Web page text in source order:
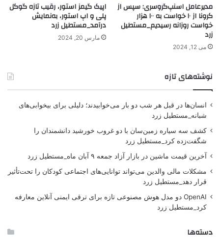
مدیرعامل اسن‍پ‌گروسری: سپس از
کرونا از ۱۰ خواست به ۱۰۰ هزار
خواست روزانه رسیدیم_مستطیل
زرد
می 12, 2024
اپیک گیمز استور، رقیب تازه گوگل
پلی و اپ استور، به‌نمایش
درآمد_مستطیل زرد
مارس 20, 2024
نوشته‌های تازه
انسان‌ها در قبل هر شب دو بار می‌خوابیدند؛ دلیلی برای بیخوابی‌های
شبانه_مستطیل زرد
کشف سه سیاره زمین‌سان با دو غروب خورشید دانشمندان را
شگفت‌زده کرد_مستطیل زرد
آخرین قیمت ماشین در بازار آزاد جمعه ۹ آبان ماه_مستطیل زرد
مشکلات مالی والدین می‌تواند توانایی‌های اجتماعی کودکان را تحت‌تأثیر
قرار دهد_مستطیل زرد
OpenAI دو مدل هوش مصنوعی تازه برای ترقی ایمنی آنلاین معارفه
کرد_مستطیل زرد
دسته‌ها